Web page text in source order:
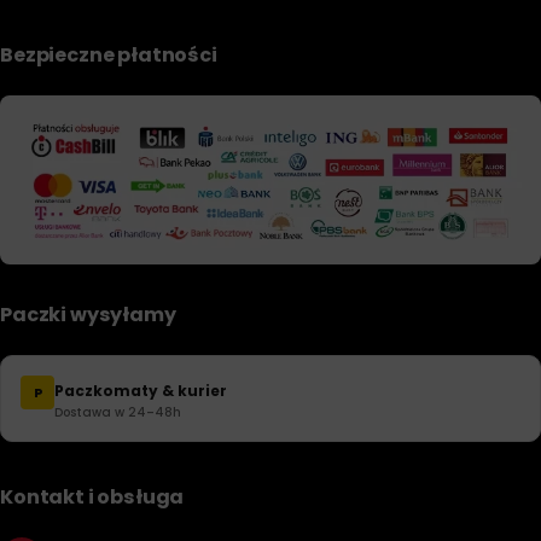
Bezpieczne płatności
Paczki wysyłamy
P Paczkomaty & kurier
Dostawa w 24–48h
Kontakt i obsługa